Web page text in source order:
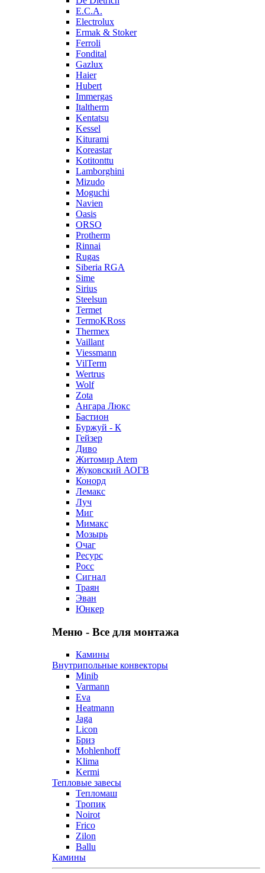
E.C.A.
Electrolux
Ermak & Stoker
Ferroli
Fondital
Gazlux
Haier
Hubert
Immergas
Italtherm
Kentatsu
Kessel
Kiturami
Koreastar
Kotitonttu
Lamborghini
Mizudo
Moguchi
Navien
Oasis
ORSO
Protherm
Rinnai
Rugas
Siberia RGA
Sime
Sirius
Steelsun
Termet
TermoKRoss
Thermex
Vaillant
Viessmann
VilTerm
Wertrus
Wolf
Zota
Ангара Люкс
Бастион
Буржуй - К
Гейзер
Диво
Житомир Аtem
Жуковский АОГВ
Конорд
Лемакс
Луч
Миг
Мимакс
Мозырь
Очаг
Ресурс
Росс
Сигнал
Траян
Эван
Юнкер
Меню - Все для монтажа
Камины
Внутрипольные конвекторы
Minib
Varmann
Eva
Heatmann
Jaga
Licon
Бриз
Mohlenhoff
Klima
Kermi
Тепловые завесы
Тепломаш
Тропик
Noirot
Frico
Zilon
Ballu
Камины